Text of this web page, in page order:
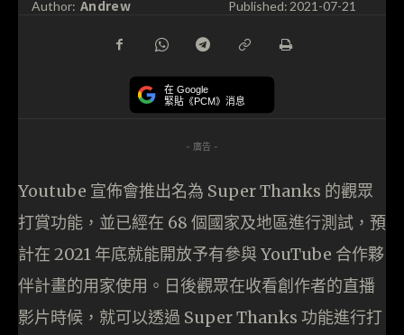
Author: Andrew Published: 2021-07-21
在 Google
緊貼《PCM》消息
- 廣告 -
Youtube 宣佈會推出名為 Super Thanks 的觀眾
打賞功能，並已經在 68 個國家及地區進行測試，預
計在 2021 年底就能開放予有參與 YouTube 合作夥
伴計畫的用家使用。日後觀眾在收看創作者的直播
影片時候，就可以透過 Super Thanks 功能進行打